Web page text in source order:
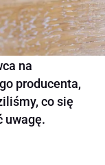
na
producenta,
co się
uwagę.